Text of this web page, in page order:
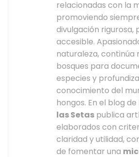
relacionadas con la
promoviendo
divulgación rigurosa,
accesible.
naturaleza, continúa
bosques para
especies y
conocimiento del
hongos. En el blog de
las Setas publica
elaborados con
claridad y utilidad,
de fomentar una